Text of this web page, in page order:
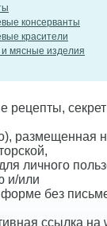
консерванты
красители
мясные изделия
рецепты,
размещенная
личного
и/или
без
ссылка на